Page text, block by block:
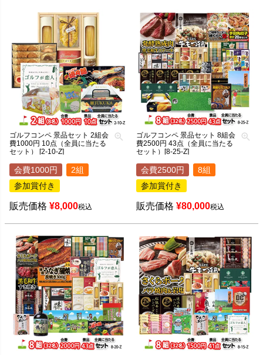
ゴルフコンペ 景品セット 2組会
費1000円 10点（全員に当たる
セット） [2-10-Z]
会費1000円
2組
参加賞付き
販売価格 ¥8,000税込
ゴルフコンペ 景品セット 8組会
費2500円 43点（全員に当たる
セット）[8-25-Z]
会費2500円
8組
参加賞付き
販売価格 ¥80,000税込